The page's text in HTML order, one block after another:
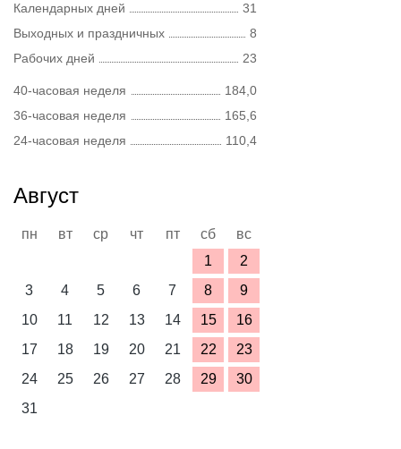
Календарных дней
31
Выходных и праздничных
8
Рабочих дней
23
40-часовая неделя
184,0
36-часовая неделя
165,6
24-часовая неделя
110,4
Август
пн вт ср чт пт сб
вс
1
2
3
4 5 6 7 8
9
10
11 12 13 14 15
16
17
18 19 20 21 22
23
24
25 26 27 28 29
30
31